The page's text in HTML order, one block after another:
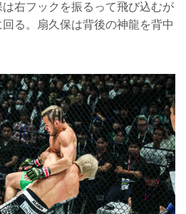
右フックを振るって飛び込むが
る。扇久保は背後の神龍を背中